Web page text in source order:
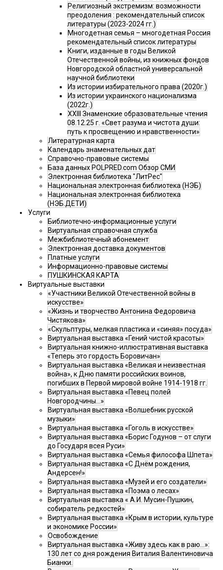
Религиозный экстремизм: возможности
преодоления : рекомендательный список
литературы (2023-2024 гг.)
Многодетная семья – многодетная Россия
рекомендательный список литературы
Книги, изданные в годы Великой
Отечественной войны, из книжных фондов
Новгородской областной универсальной
научной библиотеки
Из истории избирательного права (2020г.)
Из истории украинского национализма
(2022г.)
XXIII Знаменские образовательные чтения
08.12.25 г. «Свет разума и чистота души:
путь к просвещению и нравственности»
Литературная карта
Календарь знаменательных дат
Справочно-правовые системы
База данных POLPRED.com Обзор СМИ
Электронная библиотека "ЛитРес"
Национальная электронная библиотека (НЭБ)
Национальная электронная библиотека
(НЭБ.ДЕТИ)
Услуги
Библиотечно-информационные услуги
Виртуальная справочная служба
Межбиблиотечный абонемент
Электронная доставка документов
Платные услуги
Информационно-правовые системы
ПУШКИНСКАЯ КАРТА
Виртуальные выставки
«Участники Великой Отечественной войны в
искусстве»
«Жизнь и творчество Антонина Федоровича
Чистякова»
«Скульптуры, мелкая пластика и «синяя» посуда»
Виртуальная выставка «Гений чистой красоты»
Виртуальная книжно-иллюстративная выставка
«Теперь это гордость Боровичан»
Виртуальная выставка «Великая и неизвестная
война», к Дню памяти российских воинов,
погибших в Первой мировой войне 1914-1918 гг.
Виртуальная выставка «Певец полей
Новгородчины…»
Виртуальная выставка «Волшебник русской
музыки»
Виртуальная выставка «Гоголь в искусстве»
Виртуальная выставка «Борис Годунов – от слуги
до Государя всея Руси»
Виртуальная выставка «Семья философа Шпета»
Виртуальная выставка «С Днём рождения,
Андерсен!»
Виртуальная выставка «Музей и его создатели»
Виртуальная выставка «Поэма о лесах»
Виртуальная выставка « А.И. Мусин-Пушкин,
собиратель редкостей»
Виртуальная выставка «Крым в истории, культуре
и экономике России»
Освобождение
Виртуальная выставка «Живу здесь как в раю…»:
130 лет со дня рождения Виталия Валентиновича
Бианки.